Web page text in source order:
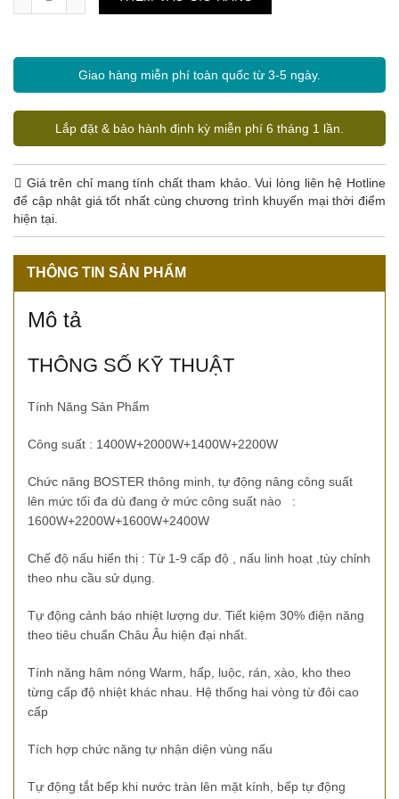
Giao hàng miễn phí toàn quốc từ 3-5 ngày.
Lắp đặt & bảo hành định kỳ miễn phí 6 tháng 1 lần.
Giá trên chỉ mang tính chất tham khảo. Vui lòng liên hệ Hotline
để cập nhật giá tốt nhất cùng chương trình khuyến mại thời điểm
hiện tại.
THÔNG TIN SẢN PHẨM
Mô tả
THÔNG SỐ KỸ THUẬT
Tính Năng Sản Phẩm
Công suất : 1400W+2000W+1400W+2200W
Chức năng BOSTER thông minh, tự động nâng công suất
lên mức tối đa dù đang ở mức công suất nào :
1600W+2200W+1600W+2400W
Chế độ nấu hiển thị : Từ 1-9 cấp độ , nấu linh hoạt ,tùy chỉnh
theo nhu cầu sử dụng.
Tự động cảnh báo nhiệt lượng dư. Tiết kiệm 30% điện năng
theo tiêu chuẩn Châu Âu hiện đại nhất.
Tính năng hâm nóng Warm, hấp, luộc, rán, xào, kho theo
từng cấp độ nhiệt khác nhau. Hệ thống hai vòng từ đôi cao
cấp
Tích hợp chức năng tự nhận diện vùng nấu
Tự động tắt bếp khi nước tràn lên mặt kính, bếp tự động